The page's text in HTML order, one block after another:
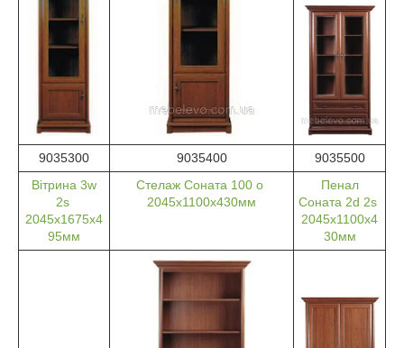
9035300 9035400
9035500
Вітрина 3w
2s
2045х1675х4
95мм
Стелаж Соната 100 о
2045х1100х430мм
Пенал
Соната 2d 2s
2045х1100х4
30мм